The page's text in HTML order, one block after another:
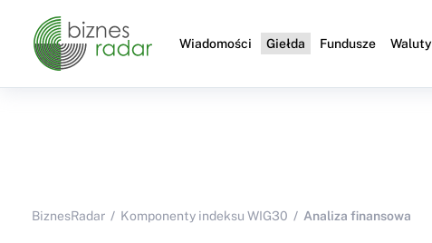
Wiadomości Giełda Fundusze Waluty
BiznesRadar Komponenty indeksu WIG30 Analiza finansowa